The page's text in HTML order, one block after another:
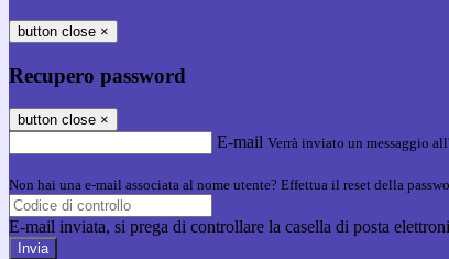
button close ×
Recupero password
button close ×
E-mail Verrà inviato un messaggio
Non hai una e-mail associata al nome utente? Effettua il reset della
E-mail inviata, si prega di controllare la casella di posta